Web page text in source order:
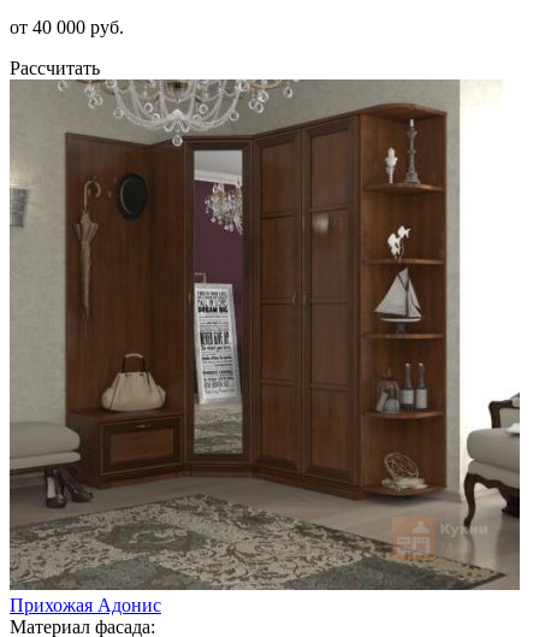
от 40 000 руб.
Рассчитать
Прихожая Адонис
Материал фасада: